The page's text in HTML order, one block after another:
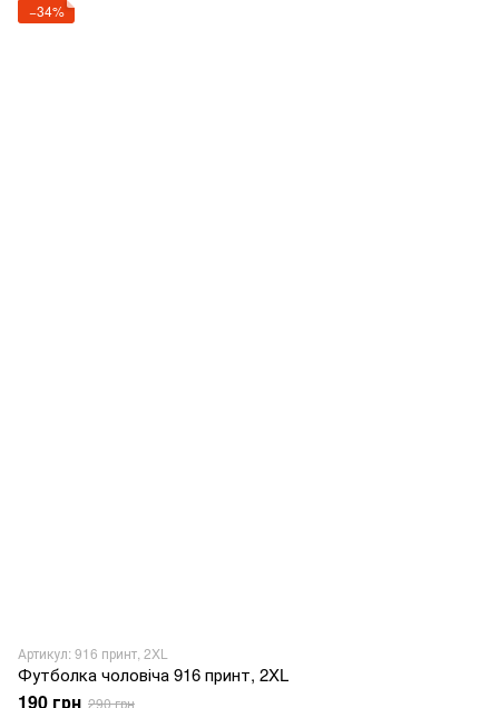
−34%
Артикул: 916 принт, 2XL
Футболка чоловіча 916 принт, 2XL
190 грн 290 грн